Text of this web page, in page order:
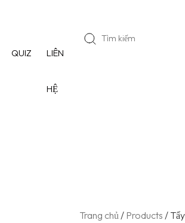
QUIZ LIÊN
HỆ
Trang chủ/ Products /